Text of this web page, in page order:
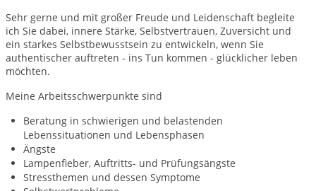
Sehr gerne und mit großer Freude und Leidenschaft begleite
ich Sie dabei, innere Stärke, Selbstvertrauen, Zuversicht und
ein starkes Selbstbewusstsein zu entwickeln, wenn Sie
authentischer auftreten - ins Tun kommen - glücklicher leben
möchten.
Meine Arbeitsschwerpunkte sind
Beratung in schwierigen und belastenden
Lebenssituationen und Lebensphasen
Ängste
Lampenfieber, Auftritts- und Prüfungsängste
Stressthemen und dessen Symptome